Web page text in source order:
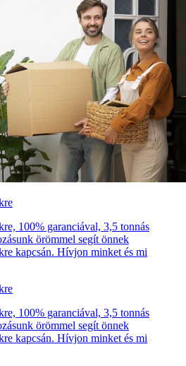
100% garanciával, 3,5 tonnás
örömmel segít önnek
kapcsán. Hívjon minket és mi
100% garanciával, 3,5 tonnás
örömmel segít önnek
kapcsán. Hívjon minket és mi